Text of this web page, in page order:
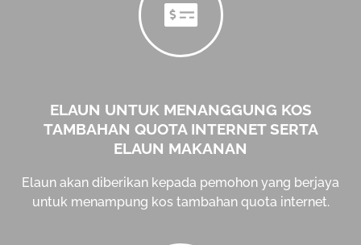
ELAUN UNTUK MENANGGUNG KOS
TAMBAHAN QUOTA INTERNET SERTA
ELAUN MAKANAN
Elaun akan diberikan kepada pemohon yang berjaya
untuk menampung kos tambahan quota internet.